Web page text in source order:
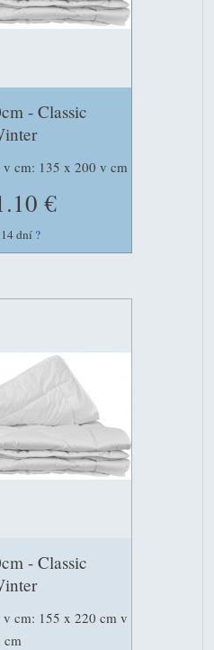
- Classic
cm: 135 x 200 v cm
€
dní ?
- Classic
cm: 155 x 220 cm v
cm